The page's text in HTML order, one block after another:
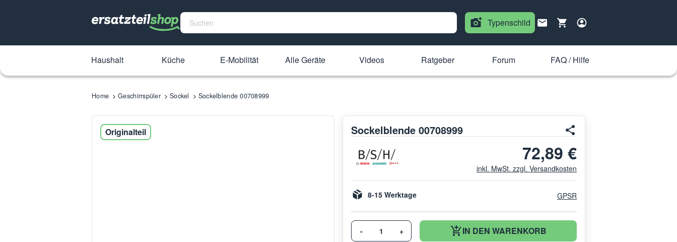
Typenschild
Haushalt Küche E-Mobilität Alle Geräte Videos Ratgeber Forum FAQ / Hilfe
Home Geschirrspüler Sockel Sockelblende 00708999
Originalteil Sockelblende 00708999
72,89 €
inkl. MwSt. zzgl. Versandkosten
8-15 Werktage GPSR
- + IN DEN WARENKORB